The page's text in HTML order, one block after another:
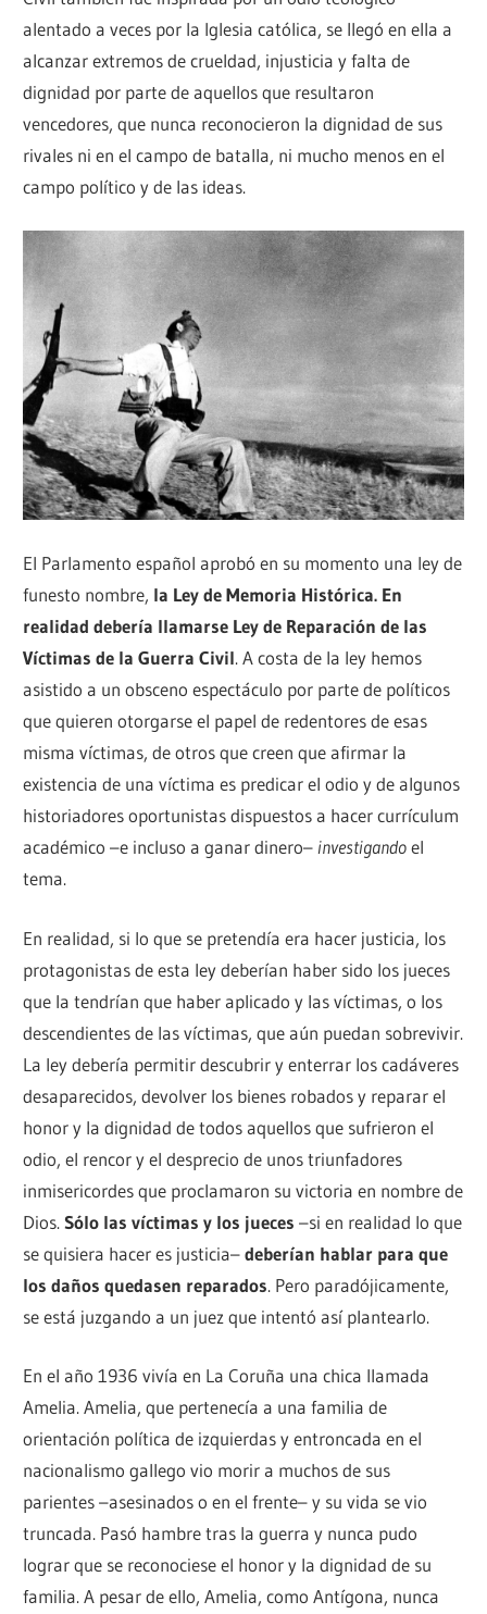
alentado a veces por la Iglesia católica, se llegó en ella a
alcanzar extremos de crueldad, injusticia y falta de
dignidad por parte de aquellos que resultaron
vencedores, que nunca reconocieron la dignidad de sus
rivales ni en el campo de batalla, ni mucho menos en el
campo político y de las ideas.
El Parlamento español aprobó en su momento una ley de
funesto nombre, la Ley de Memoria Histórica. En
realidad debería llamarse Ley de Reparación de las
Víctimas de la Guerra Civil. A costa de la ley hemos
asistido a un obsceno espectáculo por parte de políticos
que quieren otorgarse el papel de redentores de esas
misma víctimas, de otros que creen que afirmar la
existencia de una víctima es predicar el odio y de algunos
historiadores oportunistas dispuestos a hacer currículum
académico –e incluso a ganar dinero–investigandoel
tema.
En realidad, si lo que se pretendía era hacer justicia, los
protagonistas de esta ley deberían haber sido los jueces
que la tendrían que haber aplicado y las víctimas, o los
descendientes de las víctimas, que aún puedan sobrevivir.
La ley debería permitir descubrir y enterrar los cadáveres
desaparecidos, devolver los bienes robados y reparar el
honor y la dignidad de todos aquellos que sufrieron el
odio, el rencor y el desprecio de unos triunfadores
inmisericordes que proclamaron su victoria en nombre de
Dios.Sólo las víctimas y los jueces –si en realidad lo que
se quisiera hacer es justicia–deberían hablar para que
los daños quedasen reparados. Pero paradójicamente,
se está juzgando a un juez que intentó así plantearlo.
En el año 1936 vivía en La Coruña una chica llamada
Amelia. Amelia, que pertenecía a una familia de
orientación política de izquierdas y entroncada en el
nacionalismo gallego vio morir a muchos de sus
parientes –asesinados o en el frente– y su vida se vio
truncada. Pasó hambre tras la guerra y nunca pudo
lograr que se reconociese el honor y la dignidad de su
familia. A pesar de ello, Amelia, como Antígona, nunca